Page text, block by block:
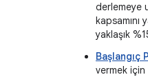
derlemeye
kapsamını
yaklaşık
Başlangıç
vermek